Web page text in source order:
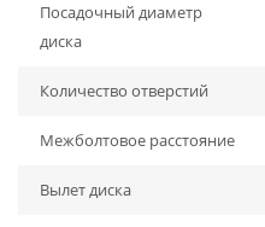
Посадочный диаметр
диска
Количество отверстий
Межболтовое расстояние
Вылет диска